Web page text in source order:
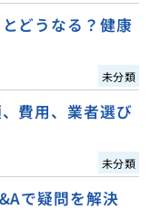
どうなる？健康
未分類
費用、業者選び
未分類
で疑問を解決